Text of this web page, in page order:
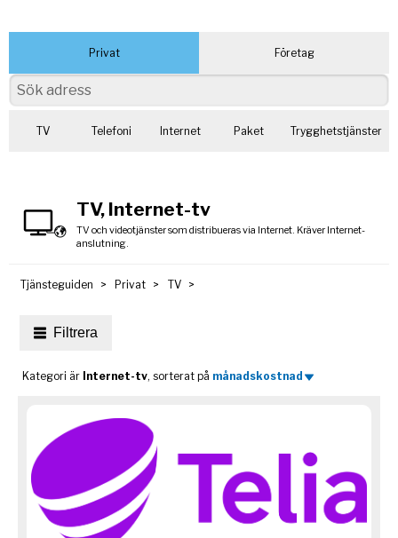
Privat Företag
TV Telefoni Internet Paket Trygghetstjänster
TV, Internet-tv
TV och videotjänster som distribueras via Internet. Kräver Internet-
anslutning.
Tjänsteguiden Privat TV
Filtrera
Kategori är Internet-tv, sorterat på månadskostnad